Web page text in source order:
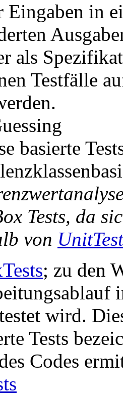
Eingaben in
als
Testfälle
basierte
Tests, da
von
; zu den
wird.
Tests
Codes